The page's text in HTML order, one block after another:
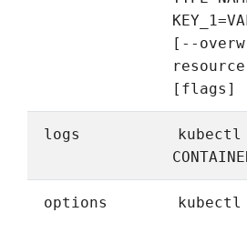
[--
[flags]
logs
kubectl
options kubectl